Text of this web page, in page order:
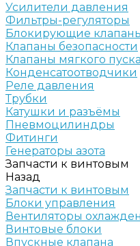
Усилители давления
Фильтры-регуляторы
Блокирующие
Клапаны безопасности
Клапаны мягкого пуска
Конденсатоотводчики
Реле давления
Трубки
Катушки и разъёмы
Пневмоцилиндры
Фитинги
Генераторы азота
Запчасти к винтовым
Назад
Запчасти к винтовым
Блоки управления
Вентиляторы
Винтовые блоки
Впускные клапана